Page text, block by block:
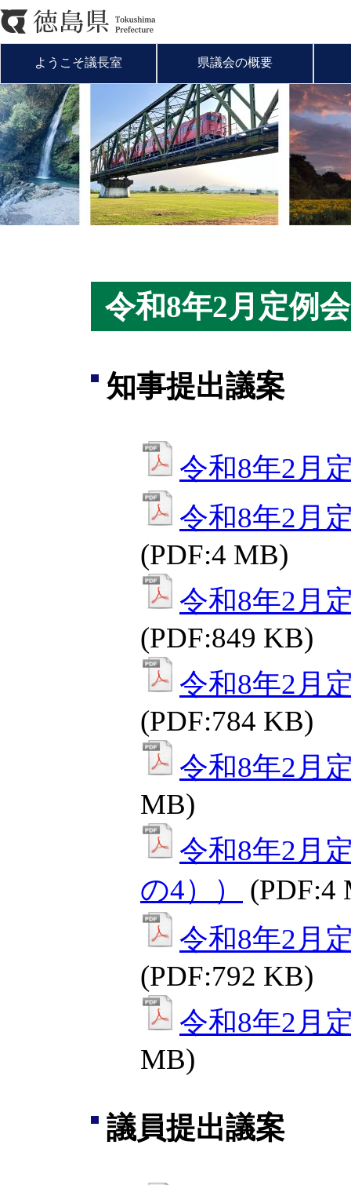
ようこそ議長室 県議会の概要
令和8年2月定例
知事提出議案
令和8年2月
令和8年2月
(PDF:4 MB)
令和8年2月
(PDF:849 KB)
令和8年2月
(PDF:784 KB)
令和8年2月
MB)
令和8年2月
の4））
(PDF:4
令和8年2月
(PDF:792 KB)
令和8年2月
MB)
議員提出議案